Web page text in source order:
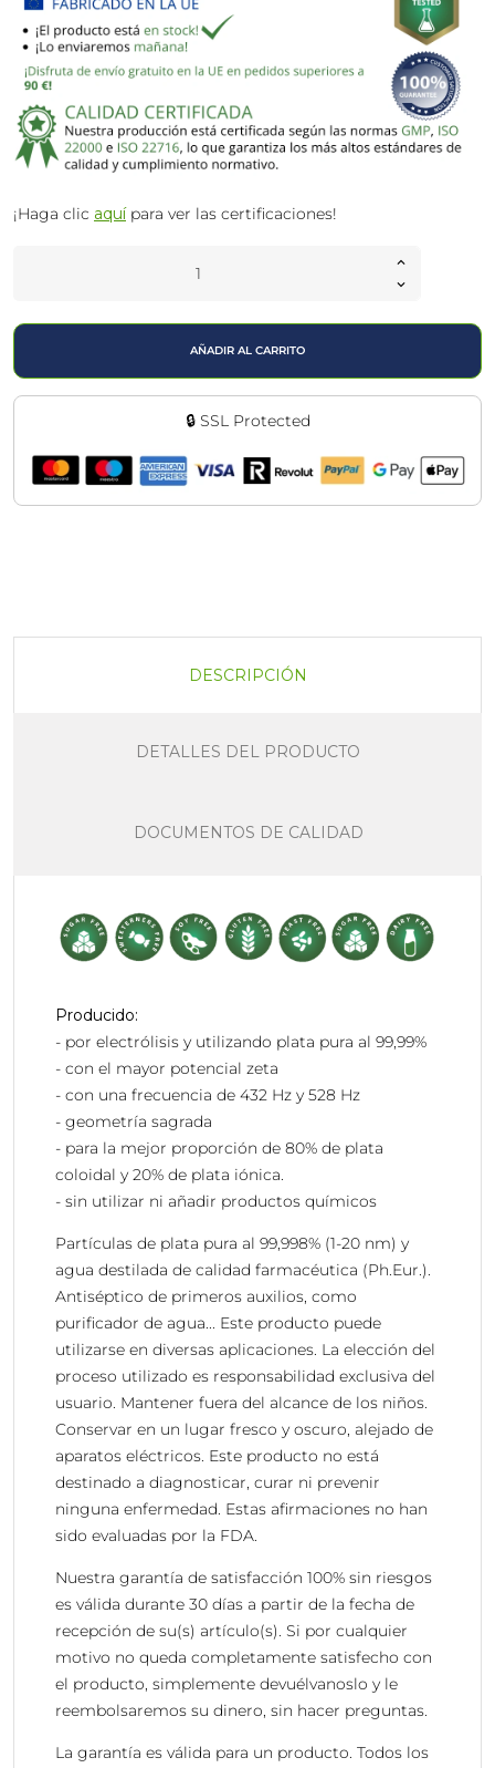
¡Haga clic aquí para ver las certificaciones!
AÑADIR AL CARRITO
🔒 SSL Protected
DESCRIPCIÓN
DETALLES DEL PRODUCTO
DOCUMENTOS DE CALIDAD
Producido:
- por electrólisis y utilizando plata pura al 99,99%
- con el mayor potencial zeta
- con una frecuencia de 432 Hz y 528 Hz
- geometría sagrada
- para la mejor proporción de 80% de plata
coloidal y 20% de plata iónica.
- sin utilizar ni añadir productos químicos
Partículas de plata pura al 99,998% (1-20 nm) y
agua destilada de calidad farmacéutica (Ph.Eur.).
Antiséptico de primeros auxilios, como
purificador de agua... Este producto puede
utilizarse en diversas aplicaciones. La elección del
proceso utilizado es responsabilidad exclusiva del
usuario. Mantener fuera del alcance de los niños.
Conservar en un lugar fresco y oscuro, alejado de
aparatos eléctricos. Este producto no está
destinado a diagnosticar, curar ni prevenir
ninguna enfermedad. Estas afirmaciones no han
sido evaluadas por la FDA.
Nuestra garantía de satisfacción 100% sin riesgos
es válida durante 30 días a partir de la fecha de
recepción de su(s) artículo(s). Si por cualquier
motivo no queda completamente satisfecho con
el producto, simplemente devuélvanoslo y le
reembolsaremos su dinero, sin hacer preguntas.
La garantía es válida para un producto. Todos los